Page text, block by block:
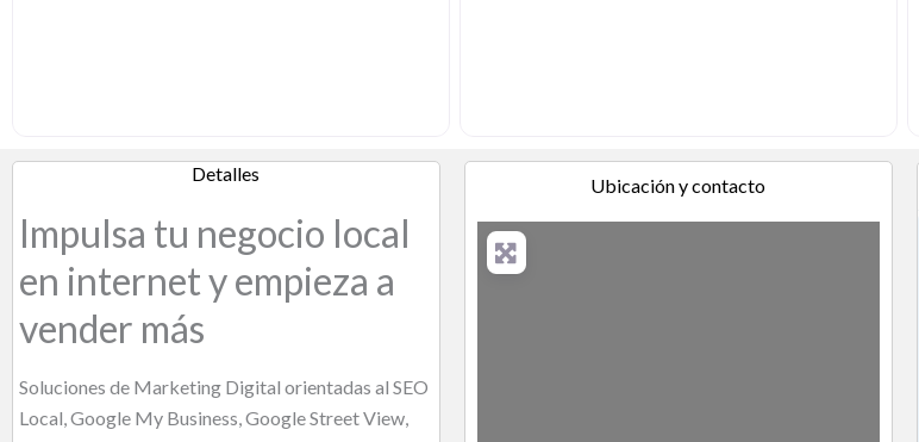
Detalles
Impulsa tu negocio local
en internet y empieza a
vender más
Soluciones de Marketing Digital orientadas al SEO
Local, Google My Business, Google Street View,
Ubicación y contacto